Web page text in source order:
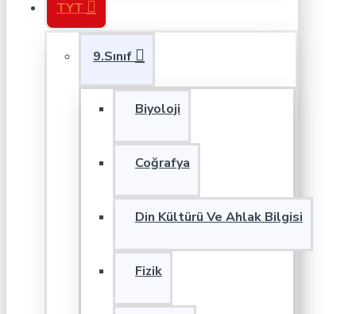
TYT
9.Sınıf
Biyoloji
Coğrafya
Din Kültürü Ve Ahlak Bilgisi
Fizik